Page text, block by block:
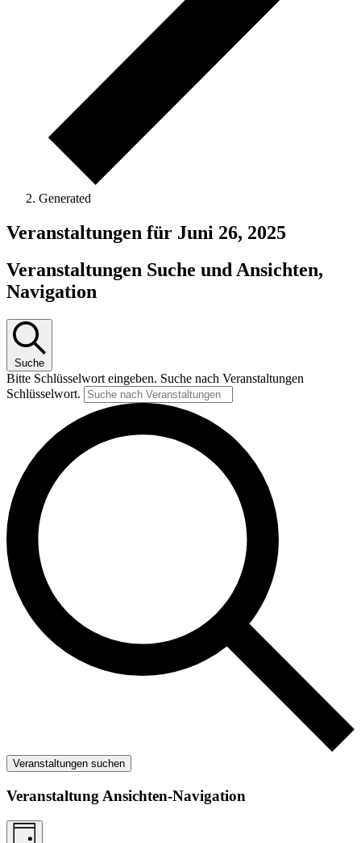
Generated
Veranstaltungen für Juni 26, 2025
Veranstaltungen Suche und Ansichten,
Navigation
Suche
Bitte Schlüsselwort eingeben. Suche nach Veranstaltungen
Schlüsselwort.
Veranstaltungen suchen
Veranstaltung Ansichten-Navigation